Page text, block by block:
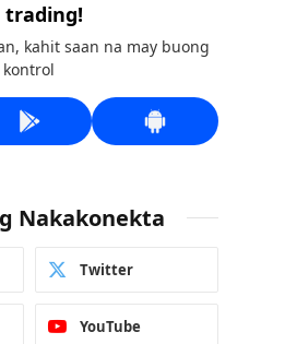
trading!
kahit saan na may buong
kontrol
Nakakonekta
Twitter
YouTube